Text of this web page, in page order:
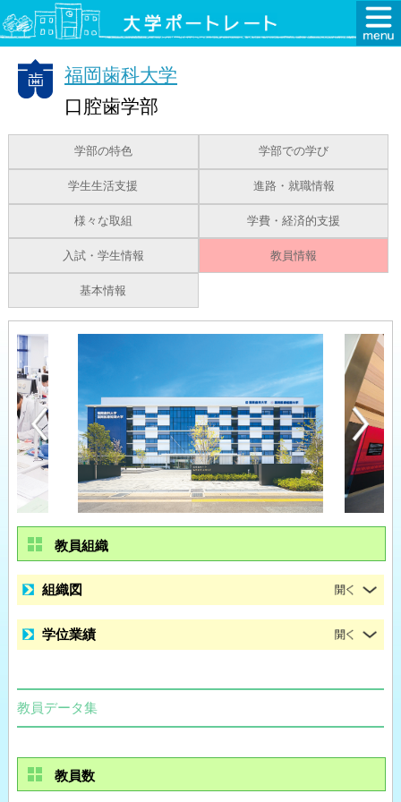
福岡歯科大学
口腔歯学部
学部の特色 学部での学び
学生生活支援 進路・就職情報
様々な取組 学費・経済的支援
入試・学生情報 教員情報
基本情報
教員組織
組織図
学位業績
教員データ集
教員数